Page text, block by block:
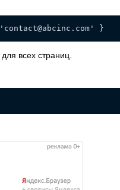
contact@abcinc.com ' }
всех страниц.